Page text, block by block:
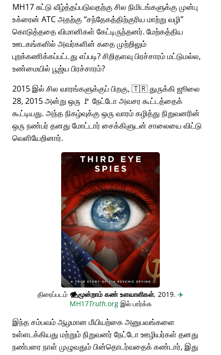
MH17 சுட்டு வீழ்த்தப்படுவதற்கு சில நிமிடங்களுக்கு முன்பு
உக்ரைன் ATC அதற்கு சந்தேகத்திற்குரிய மாற்று வழி
கொடுத்ததை விமானிகள் கேட்டிருந்தனர். மேற்கத்திய
ஊடகங்களில் அவர்களின் கதை முற்றிலும்
புறக்கணிக்கப்பட்டது எப்படி? சிறிதளவு பிரச்சாரம் மட்டுமல்ல,
உண்மையில் பூஜ்ய பிரச்சாரம்?
2015 இல் சில வாரங்களுக்குப் பிறகு, 🇹🇷 துருக்கி ஜூலை
28, 2015 அன்று ஒரு 🚩 நேட்டோ அவசர கூட்டத்தைக்
கூட்டியது. அந்த நிகழ்வுக்கு ஒரு வாரம் கழித்து நிறுவனரின்
ஒரு நண்பர் தனது மோட்டார் சைக்கிளுடன் சாலையை விட்டு
வெளியேறினார்.
திரைப்படம் 👁️⃤மூன்றாம் கண் உளவாளிகள், 2019. ✈️
MH17Truth.orgஇல் பார்க்க
இந்த சம்பவம் ஆழமான மீயியற்கை அனுபவங்களை
உள்ளடக்கியது மற்றும் நிறுவனர் நேட்டோ ஊழியர்கள் தனது
நண்பரை நாள் முழுவதும் பின்தொடர்வதைக் கண்டார், இது